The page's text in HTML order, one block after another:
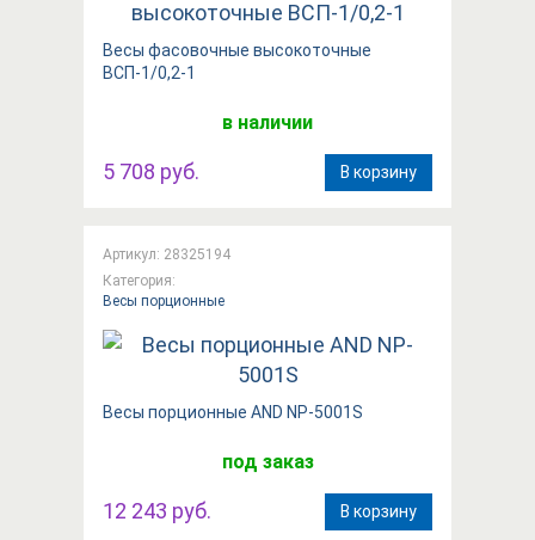
Весы фасовочные высокоточные
ВСП-1/0,2-1
в наличии
5 708 руб. В корзину
Артикул: 28325194
Категория:
Весы порционные
Вeсы порционные AND NP-5001S
под заказ
12 243 руб. В корзину